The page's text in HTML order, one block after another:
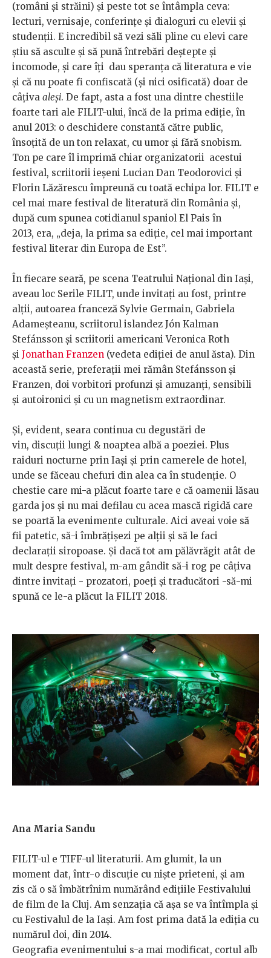
(români și străini) și peste tot se întâmpla ceva:
lecturi, vernisaje, conferințe și dialoguri cu elevii și
studenții. E incredibil să vezi săli pline cu elevi care
știu să asculte și să pună întrebări deștepte și
incomode, și care îți dau speranța că literatura e vie
și că nu poate fi confiscată (și nici osificată) doar de
câțiva aleși. De fapt, asta a fost una dintre chestiile
foarte tari ale FILIT-ului, încă de la prima ediție, în
anul 2013: o deschidere constantă către public,
însoțită de un ton relaxat, cu umor și fără snobism.
Ton pe care îl imprimă chiar organizatorii acestui
festival, scriitorii ieșeni Lucian Dan Teodorovici și
Florin Lăzărescu împreună cu toată echipa lor. FILIT e
cel mai mare festival de literatură din România și,
după cum spunea cotidianul spaniol El Pais în
2013, era, „deja, la prima sa ediție, cel mai important
festival literar din Europa de Est”.
În fiecare seară, pe scena Teatrului Național din Iași,
aveau loc Serile FILIT, unde invitați au fost, printre
alții, autoarea franceză Sylvie Germain, Gabriela
Adameșteanu, scriitorul islandez Jón Kalman
Stefánsson și scriitorii americani Veronica Roth
și Jonathan Franzen (vedeta ediției de anul ăsta). Din
această serie, preferații mei rămân Stefánsson și
Franzen, doi vorbitori profunzi și amuzanți, sensibili
și autoironici și cu un magnetism extraordinar.
Și, evident, seara continua cu degustări de
vin, discuții lungi & noaptea albă a poeziei. Plus
raiduri nocturne prin Iași și prin camerele de hotel,
unde se făceau chefuri din alea ca în studenție. O
chestie care mi-a plăcut foarte tare e că oamenii lăsau
garda jos și nu mai defilau cu acea mască rigidă care
se poartă la evenimente culturale. Aici aveai voie să
fii patetic, să-i îmbrățișezi pe alții și să le faci
declarații siropoase. Și dacă tot am pălăvrăgit atât de
mult despre festival, m-am gândit să-i rog pe câțiva
dintre invitați - prozatori, poeți și traducători -să-mi
spună ce le-a plăcut la FILIT 2018.
Ana Maria Sandu
FILIT-ul e TIFF-ul literaturii. Am glumit, la un
moment dat, într-o discuție cu niște prieteni, și am
zis că o să îmbătrînim numărând edițiile Festivalului
de film de la Cluj. Am senzația că așa se va întîmpla și
cu Festivalul de la Iași. Am fost prima dată la ediția cu
numărul doi, din 2014.
Geografia evenimentului s-a mai modificat, cortul alb